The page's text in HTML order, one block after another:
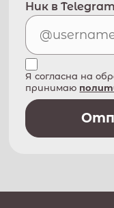
Ник в Telegram
Я согласна на
принимаю